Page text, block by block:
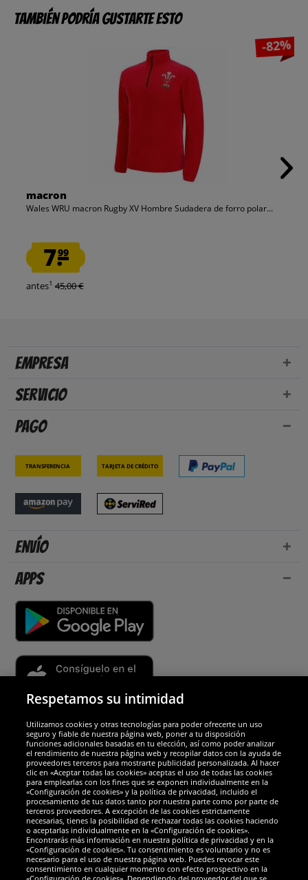
También podría gustarte esto
-82%
macron
Wales WRU macron Rugby XV Hombre Sudadera de forro polar...
7.99
antes1 45,00 €
Empresa
Servicio
Pago
Transferencia Tarjeta de crédito
Envío
Apps
Socios y seguridad
Galardones
Respetamos su intimidad
Utilizamos cookies y otras tecnologías para poder ofrecerte un uso
seguro y fiable de nuestra página web, poner a tu disposición
funciones adicionales basadas en tu elección, así como poder analizar
el rendimiento de nuestra página web y recopilar datos con la ayuda de
proveedores terceros para mostrarte publicidad personalizada. Al hacer
clic en «Aceptar todas las cookies» aceptas el uso de todas las cookies
para emplearlas con los fines que se exponen individualmente en la
«Configuración de cookies» y la política de privacidad, incluido el
procesamiento de tus datos tanto por nuestra parte como por parte de
terceros proveedores. A excepción de las cookies estrictamente
necesarias, tienes la posibilidad de rechazar todas las cookies haciendo
o aceptarlas individualmente en la «Configuración de cookies».
Encontrarás más información en nuestra política de privacidad y en la
«Configuración de cookies». Tu consentimiento es voluntario y no es
necesario para el uso de nuestra página web. Puedes revocar este
consentimiento en cualquier momento con efecto prospectivo en la